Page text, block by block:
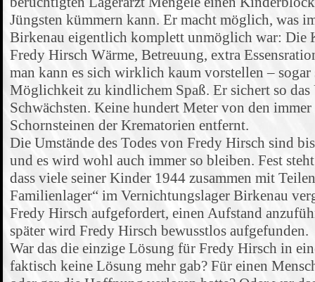
Jüngsten kümmern kann. Er macht möglich, was
Birkenau eigentlich komplett unmöglich war: Die
Fredy Hirsch Wärme, Betreuung, extra
man kann es sich wirklich kaum vorstellen – sogar
Möglichkeit zu kindlichem Spaß. Er sichert so das
Schwächsten. Keine hundert Meter von den
Schornsteinen der Krematorien entfernt.
Die Umstände des Todes von Fredy Hirsch sind
und es wird wohl auch immer so bleiben. Fest
dass viele seiner Kinder 1944 zusammen mit
Familienlager“ im Vernichtungslager Birkenau
Fredy Hirsch aufgefordert, einen Aufstand
später wird Fredy Hirsch bewusstlos aufgefunden.
War das die einzige Lösung für Fredy Hirsch in
faktisch keine Lösung mehr gab? Für einen